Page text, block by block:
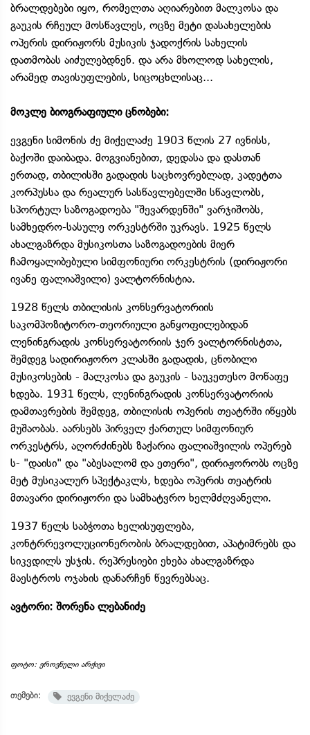
ბრალდებები იყო, რომელთა აღიარებით მალკოსა და
გაუკის რჩეულ მოსწავლეს, ოცზე მეტი დასახელების
ოპერის დირიჟორს მუსიკის ჯადოქრის სახელის
დათმობას აიძულებდნენ. და არა მხოლოდ სახელის,
არამედ თავისუფლების, სიცოცხლისაც...
მოკლე ბიოგრაფიული ცნობები:
ევგენი სიმონის ძე მიქელაძე 1903 წლის 27 ივნისს,
ბაქოში დაიბადა. მოგვიანებით, დედასა და დასთან
ერთად, თბილისში გადადის საცხოვრებლად, კადეტთა
კორპუსსა და რეალურ სასწავლებელში სწავლობს,
სპორტულ საზოგადოება "შევარდენში" ვარჯიშობს,
სამხედრო-სასულე ორკესტრში უკრავს. 1925 წელს
ახალგაზრდა მუსიკოსთა საზოგადოების მიერ
ჩამოყალიბებული სიმფონიური ორკესტრის (დირიჟორი
ივანე ფალიაშვილი) ვალტორნისტია.
1928 წელს თბილისის კონსერვატორიის
საკომპოზიტორო-თეორიული განყოფილებიდან
ლენინგრადის კონსერვატორიის ჯერ ვალტორნისტთა,
შემდეგ სადირიჟორო კლასში გადადის, ცნობილი
მუსიკოსების - მალკოსა და გაუკის - საუკეთესო მოწაფე
ხდება. 1931 წელს, ლენინგრადის კონსერვატორიის
დამთავრების შემდეგ, თბილისის ოპერის თეატრში იწყებს
მუშაობას. აარსებს პირველ ქართულ სიმფონიურ
ორკესტრს, აღორძინებს ზაქარია ფალიაშვილის ოპერებ
ს- "დაისი" და "აბესალომ და ეთერი", დირიჟორობს ოცზე
მეტ მუსიკალურ სპექტაკლს, ხდება ოპერის თეატრის
მთავარი დირიჟორი და სამხატვრო ხელმძღვანელი.
1937 წელს საბჭოთა ხელისუფლება,
კონტრრევოლუციონერობის ბრალდებით, აპატიმრებს და
სიკვდილს უსჯის. რეპრესიები ეხება ახალგაზრდა
მაესტროს ოჯახის დანარჩენ წევრებსაც.
ავტორი: შორენა ლებანიძე
ფოტო: ეროვნული არქივი
თემები: ევგენი მიქელაძე